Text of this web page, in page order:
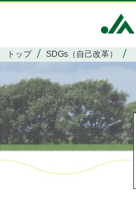
トップ SDGs（自己改革）